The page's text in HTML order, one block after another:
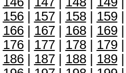
156| 157| 158| 159|
166| 167| 168| 169|
176| 177| 178| 179|
186| 187| 188| 189|